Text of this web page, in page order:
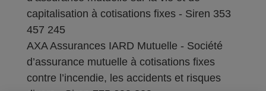
capitalisation à cotisations fixes - Siren 353
457 245
AXA Assurances IARD Mutuelle - Société
d’assurance mutuelle à cotisations fixes
contre l’incendie, les accidents et risques